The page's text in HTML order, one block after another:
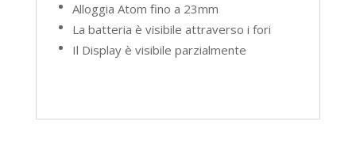
Alloggia Atom fino a 23mm
La batteria è visibile attraverso i fori
Il Display è visibile parzialmente